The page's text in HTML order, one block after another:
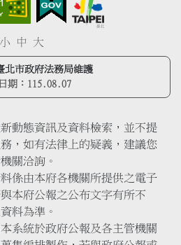
小 中 大
北市政府法務局維護
期： 115.08.07
動態資訊及資料檢索，並不提
，如有法律上的疑義，建議您
關洽詢。
係由本府各機關所提供之電子
本府公報之公布文字有所不
料為準。
系統於政府公報及各主管機關